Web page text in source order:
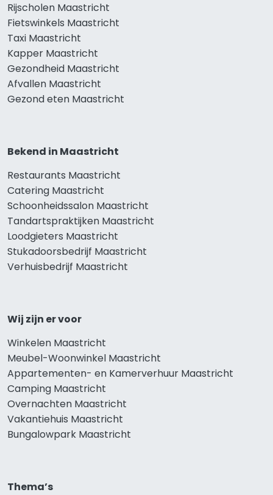
Rijscholen Maastricht
Fietswinkels Maastricht
Taxi Maastricht
Kapper Maastricht
Gezondheid Maastricht
Afvallen Maastricht
Gezond eten Maastricht
Bekend in Maastricht
Restaurants Maastricht
Catering Maastricht
Schoonheidssalon Maastricht
Tandartspraktijken Maastricht
Loodgieters Maastricht
Stukadoorsbedrijf Maastricht
Verhuisbedrijf Maastricht
Wij zijn er voor
Winkelen Maastricht
Meubel-Woonwinkel Maastricht
Appartementen- en Kamerverhuur Maastricht
Camping Maastricht
Overnachten Maastricht
Vakantiehuis Maastricht
Bungalowpark Maastricht
Thema’s